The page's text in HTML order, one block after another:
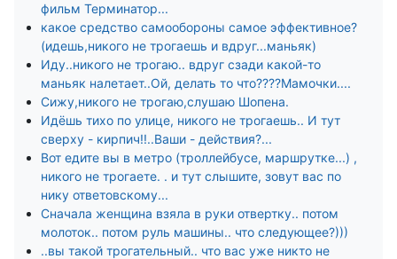
фильм Терминатор...
какое средство самообороны самое эффективное?
(идешь,никого не трогаешь и вдруг...маньяк)
Иду..никого не трогаю.. вдруг сзади какой-то
маньяк налетает..Ой, делать то что????Мамочки....
Сижу,никого не трогаю,слушаю Шопена.
Идёшь тихо по улице, никого не трогаешь.. И тут
сверху - кирпич!!..Ваши - действия?...
Вот едите вы в метро (троллейбусе, маршрутке...) ,
никого не трогаете. . и тут слышите, зовут вас по
нику ответовскому...
Сначала женщина взяла в руки отвертку.. потом
молоток.. потом руль машины.. что следующее?)))
..вы такой трогательный.. что вас уже никто не